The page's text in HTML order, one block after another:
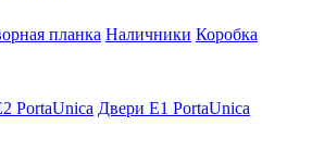
планка Наличники Коробка
PortaUnica Двери E1 PortaUnica